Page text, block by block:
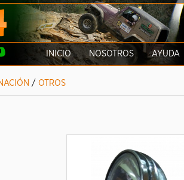
INICIO NOSOTROS AYUDA
/ OTROS